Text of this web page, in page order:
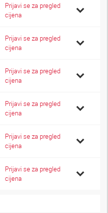
Prijavi se za pregled
cijena
Prijavi se za pregled
cijena
Prijavi se za pregled
cijena
Prijavi se za pregled
cijena
Prijavi se za pregled
cijena
Prijavi se za pregled
cijena